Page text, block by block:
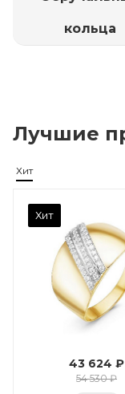
кольца
Лучшие
Хит
Хит
43 624 ₽
54 530 ₽
Вес
Марка
Дельта
Фианит
Цвет золота